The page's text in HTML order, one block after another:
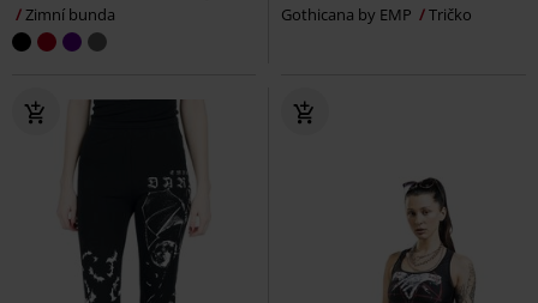
Zimní bunda
Gothicana by EMP
Tričko